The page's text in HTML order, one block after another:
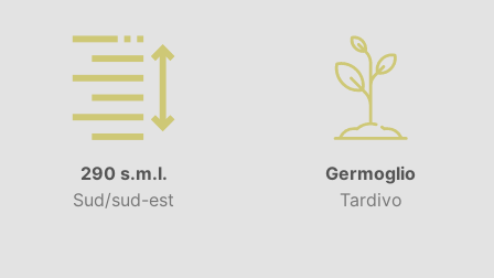
290 s.m.l.
Sud/sud-est
Germoglio
Tardivo